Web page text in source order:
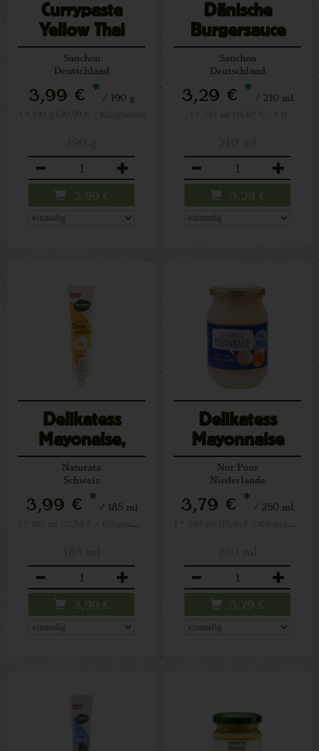
Currypaste
Yellow Thai
Sanchon
Deutschland
3,99 € * / 190 g
3,99 €
Dänische
Burgersauce
Sanchon
Deutschland
3,29 € * / 210 ml
3,29 €
Delikatess
Mayonaise,
Tube
Naturata
Schweiz
3,99 € * / 185 ml
1 * 185 ml (21,55 € / Kilogramm)
3,99 €
Delikatess
Mayonnaise
Nur Puur
Niederlande
3,79 € * / 250 ml
1 * 250 ml (15,16 € / Kilogramm)
3,79 €